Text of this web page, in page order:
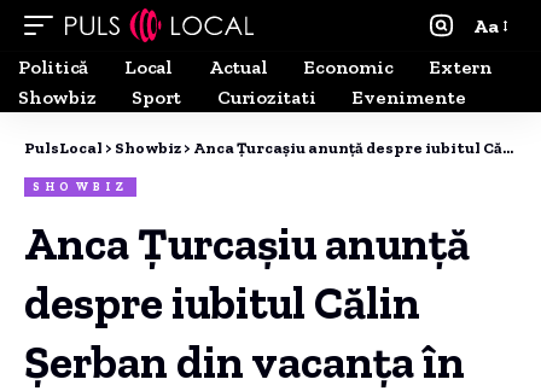
Aa
Politică
Local Actual Economic
Extern
Showbiz
Sport Curiozitati Evenimente
PulsLocal > Showbiz > Anca Țurcașiu anunță despre iubitul Călin Șerban din vacanța în Filipine: „Se poate la orice vârstă să-ți întâlnești jumătatea perfectă”
SHOWBIZ
Anca Țurcașiu anunță
despre iubitul Călin
Șerban din vacanța în